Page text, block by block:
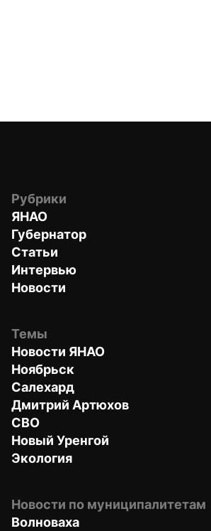
Рубрики
ЯНАО
Губернатор
Статьи
Интервью
Новости
Темы
Новости ЯНАО
Ноябрьск
Салехард
Дмитрий Артюхов
СВО
Новый Уренгой
Экология
Новости по муниципалитетам
Волноваха